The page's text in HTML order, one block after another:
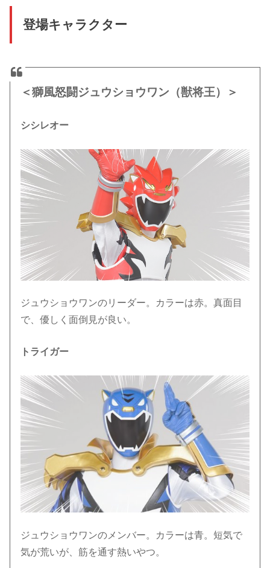
登場キャラクター
＜獅風怒闘ジュウショウワン（獣将王）＞
シシレオー
ジュウショウワンのリーダー。カラーは赤。真面目
で、優しく面倒見が良い。
トライガー
ジュウショウワンのメンバー。カラーは青。短気で
気が荒いが、筋を通す熱いやつ。